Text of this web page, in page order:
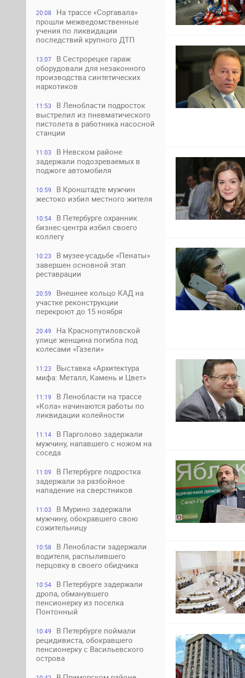
20:08
На трассе «Сортавала»
прошли межведомственные
учения по ликвидации
последствий крупного ДТП
13:07
В Сестрорецке гараж
оборудовали для незаконного
производства синтетических
наркотиков
11:53
В Ленобласти подросток
выстрелил из пневматического
пистолета в работника насосной
станции
11:03
В Невском районе
задержали подозреваемых в
поджоге автомобиля
10:59
В Кронштадте мужчин
жестоко избил местного жителя
10:54
В Петербурге охранник
бизнес-центра избил своего
коллегу
10:23
В музее-усадьбе «Пенаты»
завершен основной этап
реставрации
20:59
Внешнее кольцо КАД на
участке реконструкции
перекроют до 15 ноября
20:49
На Краснопутиловской
улице женщина погибла под
колесами «Газели»
11:23
Выставка «Архитектура
мифа: Металл, Камень и Цвет»
11:19
В Ленобласти на трассе
«Кола» начинаются работы по
ликвидации колейности
11:14
В Парголово задержали
мужчину, напавшего с ножом на
соседа
11:09
В Петербурге подростка
задержали за разбойное
нападение на сверстников
11:03
В Мурино задержали
мужчину, обокравшего свою
сожительницу
10:58
В Ленобласти задержали
водителя, распылившего
перцовку в своего обидчика
10:54
В Петербурге задержали
дропа, обманувшего
пенсионерку из поселка
Понтонный
10:49
В Петербурге поймали
рецидивиста, обокравшего
пенсионерку с Васильевского
острова